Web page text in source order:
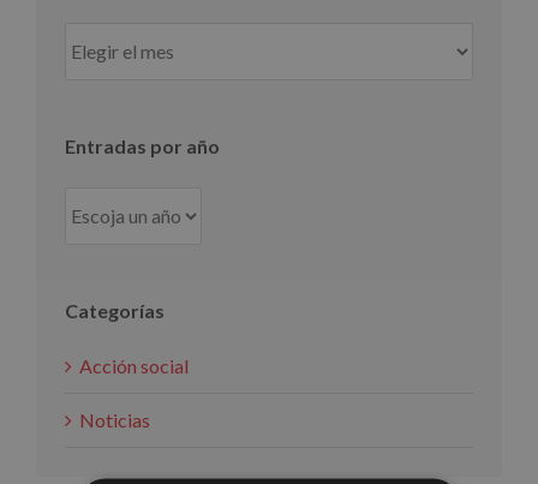
por
Entradas por año
Categorías
Acción social
Noticias